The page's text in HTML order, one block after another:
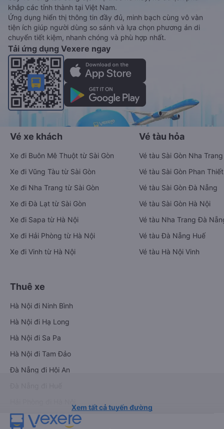
khắp các tỉnh thành tại Việt Nam.
Ứng dụng hiển thị thông tin đầy đủ, minh bạch cùng vô vàn
tiện ích giúp người dùng so sánh và lựa chọn phương án di
chuyển tiết kiệm, nhanh chóng và phù hợp nhất.
Tải ứng dụng Vexere ngay
Vé xe khách
Xe đi Buôn Mê Thuột từ Sài Gòn
Xe đi Vũng Tàu từ Sài Gòn
Xe đi Nha Trang từ Sài Gòn
Xe đi Đà Lạt từ Sài Gòn
Xe đi Sapa từ Hà Nội
Xe đi Hải Phòng từ Hà Nội
Xe đi Vinh từ Hà Nội
Vé tàu hỏa
Vé tàu Sài Gòn Nha Trang
Vé tàu Sài Gòn Phan Thiết
Vé tàu Sài Gòn Đà Nẵng
Vé tàu Sài Gòn Hà Nội
Vé tàu Nha Trang Đà
Vé tàu Đà Nẵng Huế
Vé tàu Hà Nội Vinh
Thuê xe
Hà Nội đi Ninh Bình
Hà Nội đi Hạ Long
Hà Nội đi Sa Pa
Hà Nội đi Tam Đảo
Đà Nẵng đi Hội An
Xem tất cả tuyến đường